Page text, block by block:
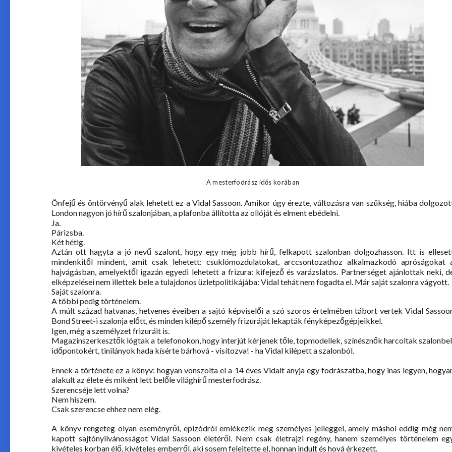
A mesterfodrász idős korában
Önfejű és öntörvényű alak lehetett ez a Vidal Sassoon. Amikor úgy érezte, változásra van szükség, hiába
London nagyon jó hírű szalonjában, a plafonba állította az ollóját és elment ebédelni.
Ja.
Párizsba.
Két hétig.
Aztán ott hagyta a jó nevű szalont, hogy egy még jobb hírű, felkapott szalonban dolgozhasson. Itt is
mindenkitől mindent, amit csak lehetett: csuklómozdulatokat, arccsontozathoz alkalmazkodó apróságokat
hajvágásban, amelyektől igazán egyedi lehetett a frizura: kifejező és varázslatos. Partnerséget ajánlottak neki,
elképzelései nem illettek bele a tulajdonos üzletpolitikájába: Vidal tehát nem fogadta el. Már saját szalonra vágyott.
Saját szalonra.
A többi pedig történelem.
A múlt század hatvanas, hetvenes éveiben a sajtó képviselői a szó szoros értelmében tábort vertek Vidal
Bond Street-i szalonja előtt, és minden kilépő személy frizuráját lekapták fényképezőgépjeikkel.
Igen, még aszemélyzetfrizuráit is.
Magazinszerkesztők lógtak a telefonokon, hogy interjút kérjenek tőle, topmodellek, színésznők harcoltak
időpontokért, tinilányok hada kísérte bárhová - visítozva! - ha Vidal kilépett a szalonból.
Ennek a története ez a könyv: hogyan vonszolta el a 14 éves Vidalt anyja egy fodrászatba, hogy inas legyen,
alakult az élete és miként lett belőle világhírű mesterfodrász.
Szerencséje lett volna?
Nem hiszem.
Csak szerencse ehhez nem elég.
A könyv rengeteg olyan eseményről, epizódról emlékezik meg személyes jelleggel, amely máshol eddig még
kapott sajtónyilvánosságot Vidal Sassoon életéről. Nem csak életrajzi regény, hanem személyes történelem
kivételes korban élő, kivételes emberről, aki sosem felejtette el, honnan indult és hová érkezett.